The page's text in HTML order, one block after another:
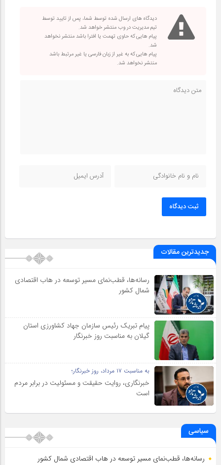
دیدگاه های ارسال شده توسط شما، پس از تایید توسط
تیم مدیریت در وب منتشر خواهد شد.
پیام هایی که حاوی تهمت یا افترا باشد منتشر نخواهد
شد.
پیام هایی که به غیر از زبان فارسی یا غیر مرتبط باشد
منتشر نخواهد شد.
ثبت دیدگاه
جدیدترین مقالات
رسانه‌ها، قطب‌نمای مسیر توسعه در هاب اقتصادی
شمال كشور
پیام تبریک رئیس سازمان جهاد کشاورزی استان
گیلان به‌ مناسبت روز خبرنگار
به مناسبت ۱۷ مرداد، روز خبرنگار؛
خبرنگاری، روایت حقیقت و مسئولیت‌ در برابر مردم
است
سیاسی
رسانه‌ها، قطب‌نمای مسیر توسعه در هاب اقتصادی شمال كشور